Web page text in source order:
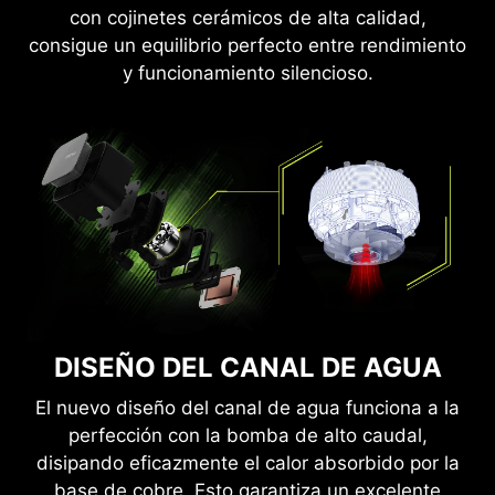
con cojinetes cerámicos de alta calidad,
consigue un equilibrio perfecto entre rendimiento
y funcionamiento silencioso.
DISEÑO DEL CANAL DE AGUA
El nuevo diseño del canal de agua funciona a la
perfección con la bomba de alto caudal,
disipando eficazmente el calor absorbido por la